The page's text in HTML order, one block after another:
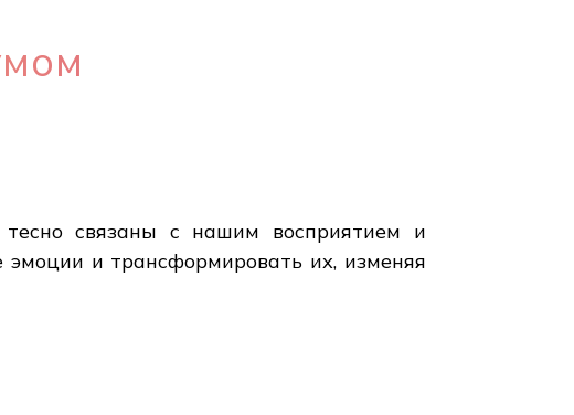
связаны с нашим восприятием и
и трансформировать их, изменяя